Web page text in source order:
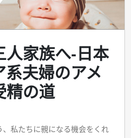
人家族へ-日本
系夫婦のアメ
精の道
、私たちに親になる機会をくれ